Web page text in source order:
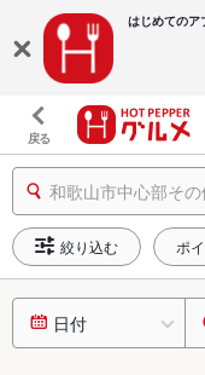
はじめてのア
戻る
和歌山市中心部そ
絞り込む ポ
日付